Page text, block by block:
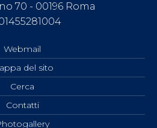
70 - 00196 Roma
Webmail
del sito
Cerca
Contatti